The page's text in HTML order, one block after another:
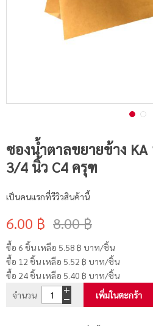
ซองน้ำตาลขยายข้าง KA
3/4 นิ้ว C4 ครุฑ
เป็นคนแรกที่รีวิวสินค้านี้
6.00 ฿ 8.00 ฿
ซื้อ 6 ชิ้น เหลือ 5.58 ฿ บาท/ชิ้น
ซื้อ 12 ชิ้น เหลือ 5.52 ฿ บาท/ชิ้น
ซื้อ 24 ชิ้น เหลือ 5.40 ฿ บาท/ชิ้น
จำนวน
เพิ่มในตะกร้า